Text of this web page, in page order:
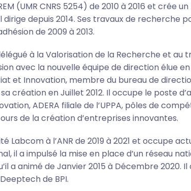
(UMR CNRS 5254) de 2010 à 2016 et
dirige depuis 2014. Ses travaux de
de 2009 à 2013.
à la Valorisation de la Recherche et au
avec la nouvelle équipe de direction élue
et Innovation, membre du bureau de
création en Juillet 2012. Il occupe le poste
ADERA filiale de l’UPPA, pôles de
de la création d’entreprises innovantes.
Labcom à l’ANR de 2019 à 2021 et occupe
il a impulsé la mise en place d’un réseau
a animé de Janvier 2015 à Décembre
de BPI.